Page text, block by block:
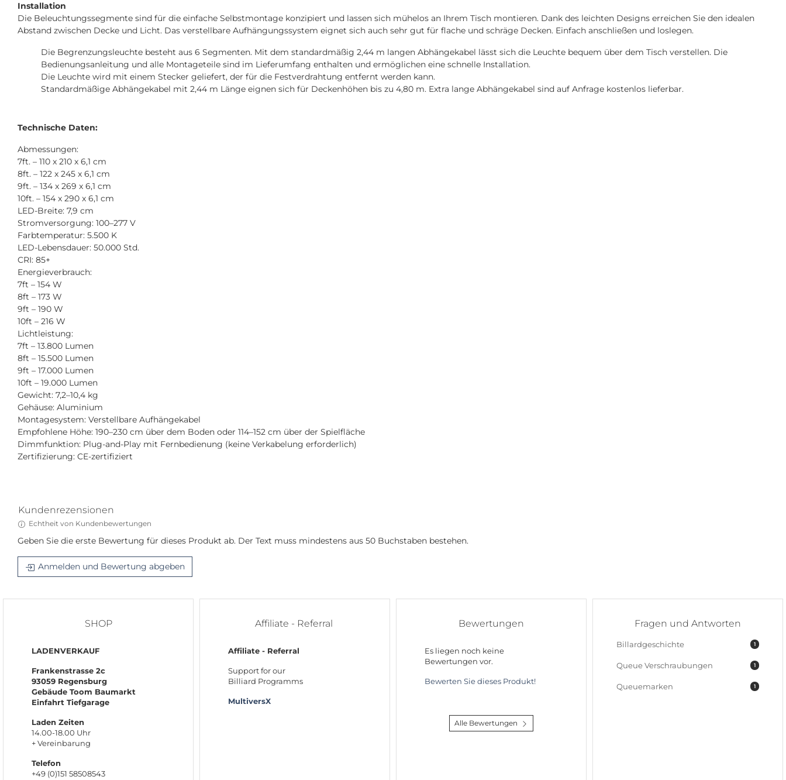
Installation
Die Beleuchtungssegmente sind für die einfache Selbstmontage konzipiert und lassen sich mühelos an Ihrem Tisch montieren. Dank des leichten Designs erreichen Sie den idealen
Abstand zwischen Decke und Licht. Das verstellbare Aufhängungssystem eignet sich auch sehr gut für flache und schräge Decken. Einfach anschließen und loslegen.
Die Begrenzungsleuchte besteht aus 6 Segmenten. Mit dem standardmäßig 2,44 m langen Abhängekabel lässt sich die Leuchte bequem über dem Tisch verstellen. Die
Bedienungsanleitung und alle Montageteile sind im Lieferumfang enthalten und ermöglichen eine schnelle Installation.
Die Leuchte wird mit einem Stecker geliefert, der für die Festverdrahtung entfernt werden kann.
Standardmäßige Abhängekabel mit 2,44 m Länge eignen sich für Deckenhöhen bis zu 4,80 m. Extra lange Abhängekabel sind auf Anfrage kostenlos lieferbar.
Technische Daten:
Abmessungen:
7ft. – 110 x 210 x 6,1 cm
8ft. – 122 x 245 x 6,1 cm
9ft. – 134 x 269 x 6,1 cm
10ft. – 154 x 290 x 6,1 cm
LED-Breite: 7,9 cm
Stromversorgung: 100–277 V
Farbtemperatur: 5.500 K
LED-Lebensdauer: 50.000 Std.
CRI: 85+
Energieverbrauch:
7ft – 154 W
8ft – 173 W
9ft – 190 W
10ft – 216 W
Lichtleistung:
7ft – 13.800 Lumen
8ft – 15.500 Lumen
9ft – 17.000 Lumen
10ft – 19.000 Lumen
Gewicht: 7,2–10,4 kg
Gehäuse: Aluminium
Montagesystem: Verstellbare Aufhängekabel
Empfohlene Höhe: 190–230 cm über dem Boden oder 114–152 cm über der Spielfläche
Dimmfunktion: Plug-and-Play mit Fernbedienung (keine Verkabelung erforderlich)
Zertifizierung: CE-zertifiziert
Kundenrezensionen
Echtheit von Kundenbewertungen
Geben Sie die erste Bewertung für dieses Produkt ab. Der Text muss mindestens aus 50 Buchstaben bestehen.
Anmelden und Bewertung abgeben
SHOP
LADENVERKAUF
Frankenstrasse 2c
93059 Regensburg
Gebäude Toom Baumarkt
Einfahrt Tiefgarage
Laden Zeiten
14.00-18.00 Uhr
+ Vereinbarung
Telefon
+49 (0)151 58508543
Affiliate - Referral
Affiliate - Referral
Support for our
Billiard Programms
MultiversX
Bewertungen
Es liegen noch keine
Bewertungen vor.
Bewerten Sie dieses Produkt!
Alle Bewertungen
Fragen und Antworten
1
Billardgeschichte
1
Queue Verschraubungen
1
Queuemarken